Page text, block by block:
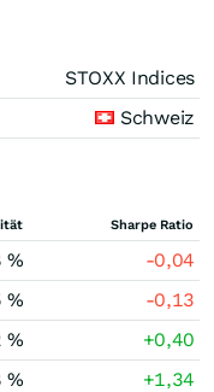
STOXX Indices
Schweiz
Sharpe Ratio
%
-0,04
%
-0,13
%
+0,40
%
+1,34